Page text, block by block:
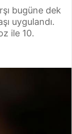
bugüne dek
uygulandı.
ile 10.